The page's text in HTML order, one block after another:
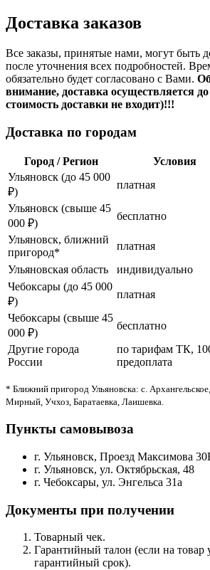
Доставка заказов
Все заказы, принятые нами, могут быть
после уточнения всех подробностей.
обязательно будет согласовано с Вами.
внимание, доставка осуществляется
стоимость доставки не входит)!!!
Доставка по городам
Город / Регион Условия
Ульяновск (до 45 000
₽)
платная
Ульяновск (свыше 45
000 ₽)
бесплатно
Ульяновск, ближний
пригород*
платная
Ульяновская область
индивидуально
Чебоксары (до 45 000
₽)
платная
Чебоксары (свыше 45
000 ₽)
бесплатно
Другие города
России
по тарифам ТК,
предоплата
* Ближний пригород Ульяновска: с.
Мирный, Учхоз, Баратаевка, Лаишевка.
Пункты самовывоза
г. Ульяновск, Проезд Максимова
г. Ульяновск, ул. Октябрьская, 48
г. Чебоксары, ул. Энгельса 31а
Документы при получении
Товарный чек.
Гарантийный талон (если на товар
гарантийный срок).